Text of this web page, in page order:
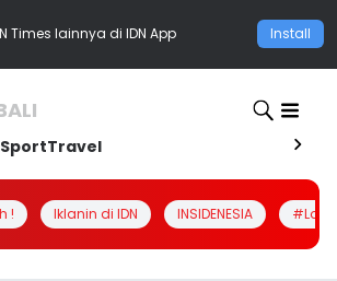
Times lainnya di IDN App Install
SportTravel
! Iklanin di IDN INSIDENESIA